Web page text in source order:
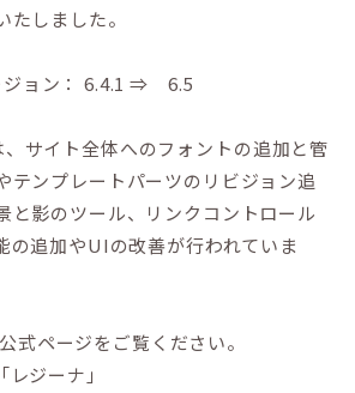
しました。
ジョン： 6.4.1 ⇒ 6.5
サイト全体へのフォントの追加と管
テンプレートパーツのリビジョン追
と影のツール、リンクコントロール
の追加やUIの改善が行われていま
式ページをご覧ください。
ジーナ」